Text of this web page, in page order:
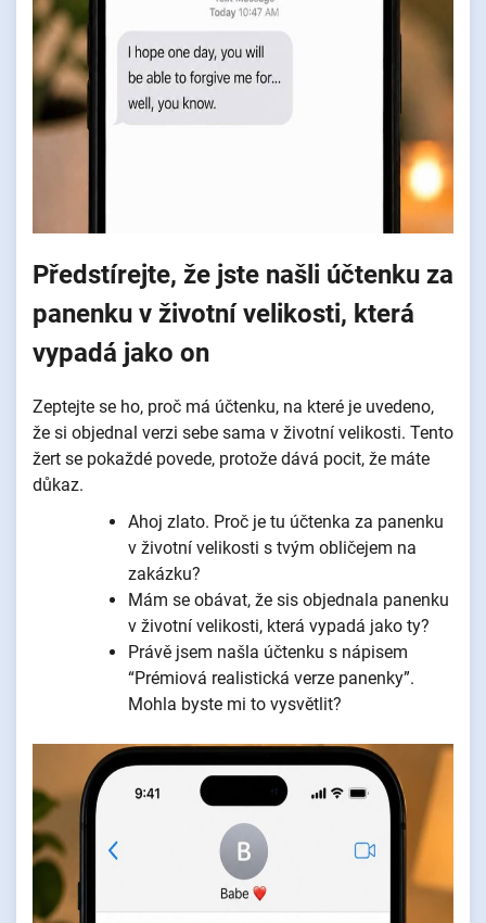
Předstírejte, že jste našli účtenku za
panenku v životní velikosti, která
vypadá jako on
Zeptejte se ho, proč má účtenku, na které je uvedeno,
že si objednal verzi sebe sama v životní velikosti. Tento
žert se pokaždé povede, protože dává pocit, že máte
důkaz.
Ahoj zlato. Proč je tu účtenka za panenku
v životní velikosti s tvým obličejem na
zakázku?
Mám se obávat, že sis objednala panenku
v životní velikosti, která vypadá jako ty?
Právě jsem našla účtenku s nápisem
“Prémiová realistická verze panenky”.
Mohla byste mi to vysvětlit?